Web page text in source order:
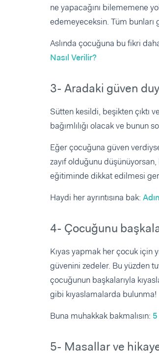
ne yapacağını bilememene
edemeyeceksin. Tüm bunları
Aslında çocuğuna bu fikri
Nasıl Verilir?
3- Aradaki güven
Sütten kesildi, beşikten çıktı
bağımlılığı olacak ve bunun
Eğer çocuğuna güven
zayıf olduğunu
eğitiminde dikkat edilmesi
Haydi her ayrıntısına bak:
4- Çocuğunu
Kıyas yapmak her çocuk için
güvenini zedeler. Bu yüzden
çocuğunun başkalarıyla
gibi kıyaslamalarda bulunma!
Buna muhakkak bakmalısın:
5- Masallar ve